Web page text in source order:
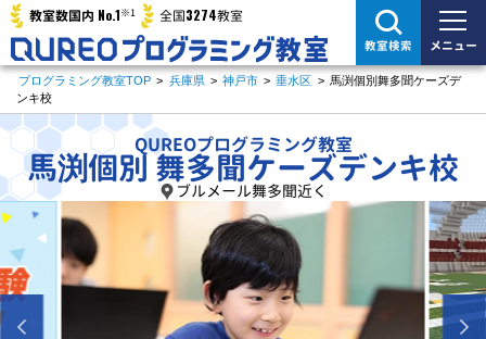
教室数国内 No.1※1 全国3274教室
教室検索 メニュー
プログラミング教室TOP > 兵庫県 > 神戸市 > 垂水区 > 馬渕個別舞多聞ケーズデ
ンキ校
QUREOプログラミング教室
馬渕個別 舞多聞ケーズデンキ校
ブルメール舞多聞近く